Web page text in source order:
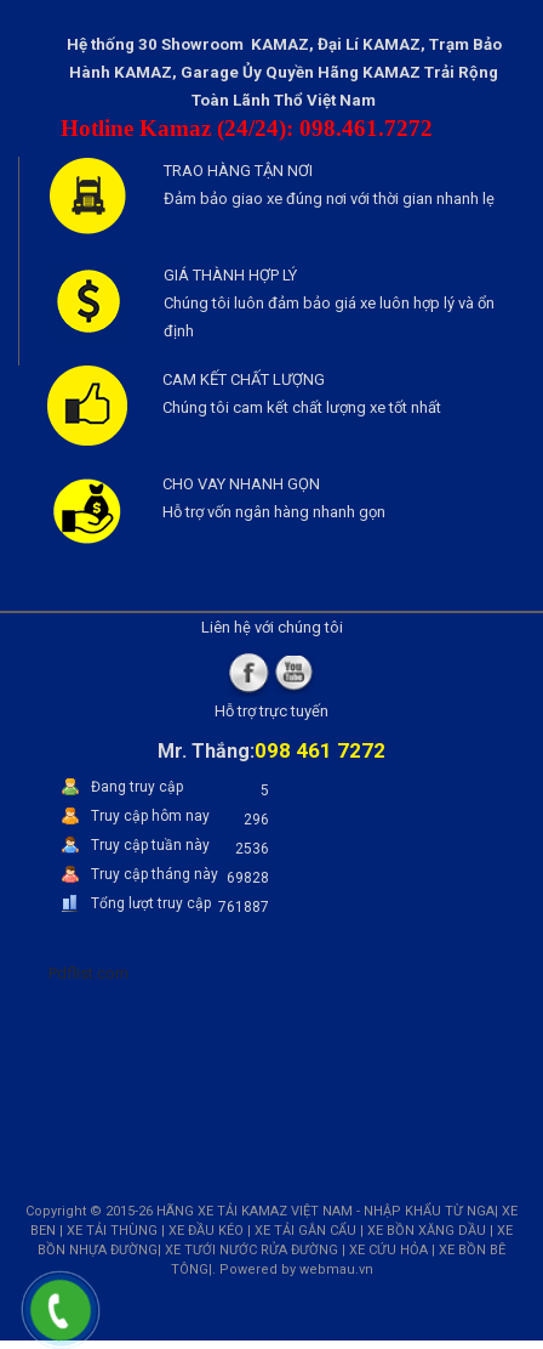
Hệ thống 30 Showroom KAMAZ, Đại Lí KAMAZ, Trạm Bảo
Hành KAMAZ, Garage Ủy Quyền Hãng KAMAZ Trải Rộng
Toàn Lãnh Thổ Việt Nam
Hotline Kamaz (24/24): 098.461.7272
TRAO HÀNG TẬN NƠI
Đảm bảo giao xe đúng nơi với thời gian nhanh lẹ
GIÁ THÀNH HỢP LÝ
Chúng tôi luôn đảm bảo giá xe luôn hợp lý và ổn
định
CAM KẾT CHẤT LƯỢNG
Chúng tôi cam kết chất lượng xe tốt nhất
CHO VAY NHANH GỌN
Hỗ trợ vốn ngân hàng nhanh gọn
Liên hệ với chúng tôi
Hỗ trợ trực tuyến
Mr. Thắng:098 461 7272
Đang truy cập
5
Truy cập hôm nay
296
Truy cập tuần này
2536
Truy cập tháng này 69828
Tổng lượt truy cập 761887
Pdflist.com
Copyright © 2015-26 HÃNG XE TẢI KAMAZ VIỆT NAM - NHẬP KHẨU TỪ NGA| XE
BEN | XE TẢI THÙNG | XE ĐẦU KÉO | XE TẢI GẮN CẨU | XE BỒN XĂNG DẦU | XE
BỒN NHỰA ĐƯỜNG| XE TƯỚI NƯỚC RỬA ĐƯỜNG | XE CỨU HỎA | XE BỒN BÊ
TÔNG|. Powered by webmau.vn